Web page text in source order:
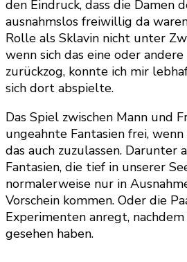
den Eindruck, dass die Damen
ausnahmslos freiwillig da
Rolle als Sklavin nicht unter
wenn sich das eine oder
zurückzog, konnte ich mir
sich dort abspielte.
Das Spiel zwischen Mann und
ungeahnte Fantasien frei,
das auch zuzulassen. Darunter
Fantasien, die tief in unserer
normalerweise nur in
Vorschein kommen. Oder die
Experimenten anregt,
gesehen haben.